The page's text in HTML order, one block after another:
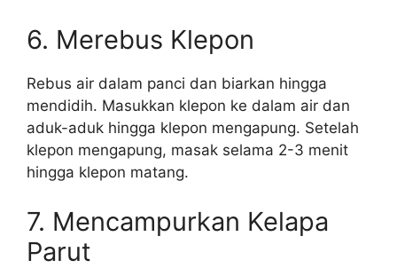
6. Merebus Klepon
Rebus air dalam panci dan biarkan hingga
mendidih. Masukkan klepon ke dalam air dan
aduk-aduk hingga klepon mengapung. Setelah
klepon mengapung, masak selama 2-3 menit
hingga klepon matang.
7. Mencampurkan Kelapa
Parut